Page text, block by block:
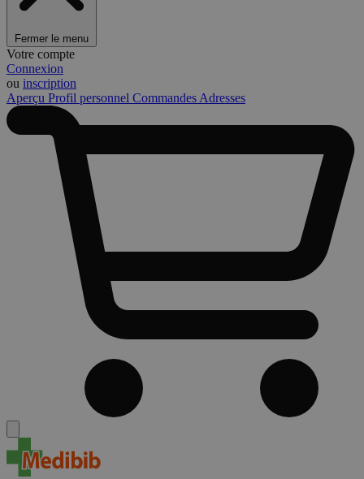
Fermer le menu
Votre compte
Connexion
ou inscription
Aperçu Profil personnel Commandes Adresses